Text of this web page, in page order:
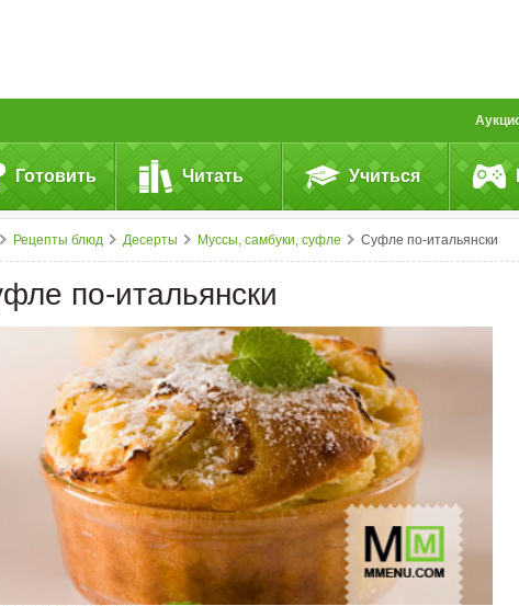
Готовить Читать Учиться
Рецепты блюд Десерты Муссы, самбуки, суфле Суфле по-итальянски
по-итальянски